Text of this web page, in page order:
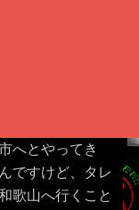
へとやってき
ですけど、タレ
歌山へ行くこと